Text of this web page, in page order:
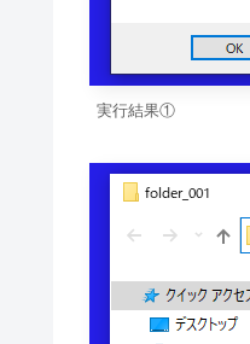
実行結果①